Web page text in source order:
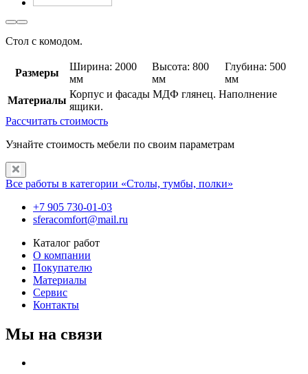
Стол с комодом.
Размеры
Ширина: 2000
мм
Высота: 800
мм
Глубина: 500
мм
Материалы
Корпус и фасады МДФ глянец. Наполнение
ящики.
Рассчитать стоимость
Узнайте стоимость мебели по своим параметрам
Все работы в категории «Столы, тумбы, полки»
+7 905 730-01-03
sferacomfort@mail.ru
Каталог работ
О компании
Покупателю
Материалы
Сервис
Контакты
Мы на связи